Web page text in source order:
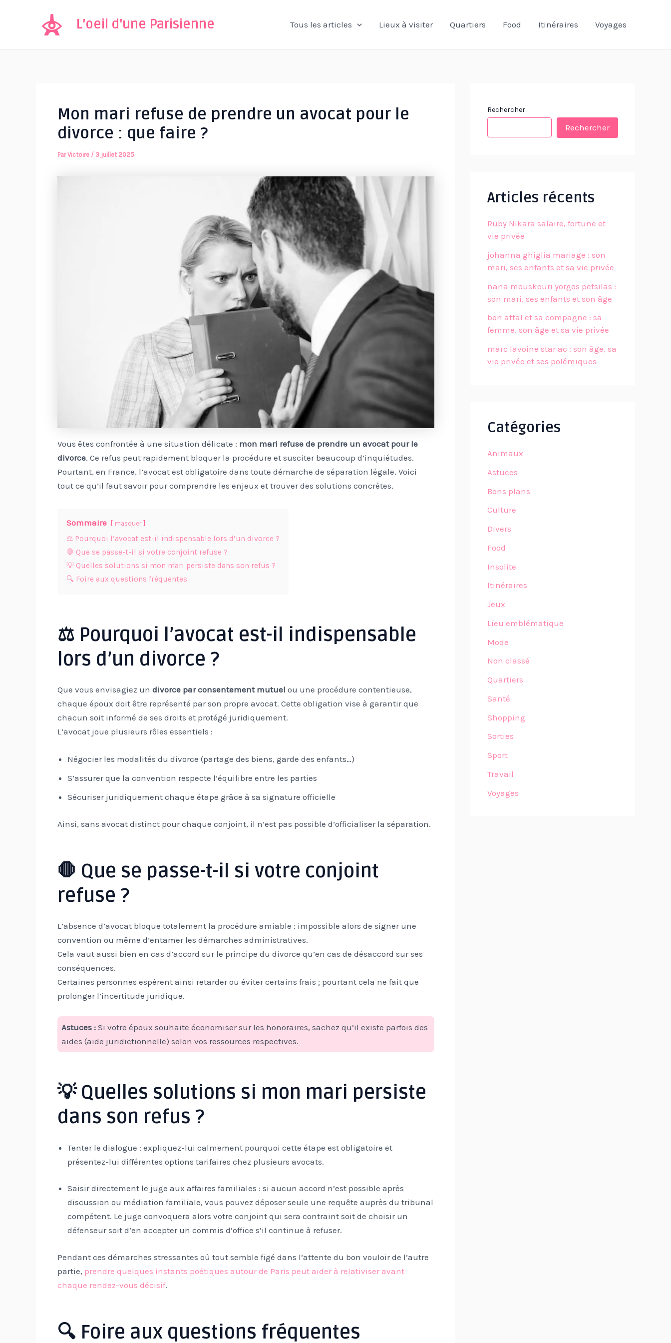
L'oeil d'une Parisienne Tous les articles Lieux à visiter Quartiers Food Itinéraires Voyages
Mon mari refuse de prendre un avocat pour le
divorce : que faire ?
ParVictoire / 3 juillet 2025
Vous êtes confrontée à une situation délicate : mon mari refuse de prendre un avocat pour le
divorce. Ce refus peut rapidement bloquer la procédure et susciter beaucoup d’inquiétudes.
Pourtant, en France, l’avocat est obligatoire dans toute démarche de séparation légale. Voici
tout ce qu’il faut savoir pour comprendre les enjeux et trouver des solutions concrètes.
Sommaire masquer
⚖️ Pourquoi l’avocat est-il indispensable lors d’un divorce ?
🛑 Que se passe-t-il si votre conjoint refuse ?
💡 Quelles solutions si mon mari persiste dans son refus ?
🔍 Foire aux questions fréquentes
⚖️ Pourquoi l’avocat est-il indispensable
lors d’un divorce ?
Que vous envisagiez un divorce par consentement mutuel ou une procédure contentieuse,
chaque époux doit être représenté par son propre avocat. Cette obligation vise à garantir que
chacun soit informé de ses droits et protégé juridiquement.
L’avocat joue plusieurs rôles essentiels :
Négocier les modalités du divorce (partage des biens, garde des enfants…)
S’assurer que la convention respecte l’équilibre entre les parties
Sécuriser juridiquement chaque étape grâce à sa signature officielle
Ainsi, sans avocat distinct pour chaque conjoint, il n’est pas possible d’officialiser la séparation.
🛑 Que se passe-t-il si votre conjoint
refuse ?
L’absence d’avocat bloque totalement la procédure amiable : impossible alors de signer une
convention ou même d’entamer les démarches administratives.
Cela vaut aussi bien en cas d’accord sur le principe du divorce qu’en cas de désaccord sur ses
conséquences.
Certaines personnes espèrent ainsi retarder ou éviter certains frais ; pourtant cela ne fait que
prolonger l’incertitude juridique.
Astuces :Si votre époux souhaite économiser sur les honoraires, sachez qu’il existe parfois des
aides (aide juridictionnelle) selon vos ressources respectives.
💡 Quelles solutions si mon mari persiste
dans son refus ?
Tenter le dialogue : expliquez-lui calmement pourquoi cette étape est obligatoire et
présentez-lui différentes options tarifaires chez plusieurs avocats.
Saisir directement le juge aux affaires familiales : si aucun accord n’est possible après
discussion ou médiation familiale, vous pouvez déposer seule une requête auprès du tribunal
compétent. Le juge convoquera alors votre conjoint qui sera contraint soit de choisir un
défenseur soit d’en accepter un commis d’office s’il continue à refuser.
Pendant ces démarches stressantes où tout semble figé dans l’attente du bon vouloir de l’autre
partie, prendre quelques instants poétiques autour de Paris peut aider à relativiser avant
chaque rendez-vous décisif.
🔍 Foire aux questions fréquentes
Rechercher
Rechercher
Articles récents
Ruby Nikara salaire, fortune et
vie privée
johanna ghiglia mariage : son
mari, ses enfants et sa vie privée
nana mouskouri yorgos petsilas :
son mari, ses enfants et son âge
ben attal et sa compagne : sa
femme, son âge et sa vie privée
marc lavoine star ac : son âge, sa
vie privée et ses polémiques
Catégories
Animaux
Astuces
Bons plans
Culture
Divers
Food
Insolite
Itinéraires
Jeux
Lieu emblématique
Mode
Non classé
Quartiers
Santé
Shopping
Sorties
Sport
Travail
Voyages